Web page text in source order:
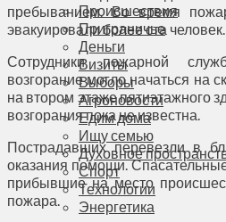
Происшествия
Приграничье
Деньги
Визиты
Выборы
Агроновости
Едим дома
Ищу семью
Духовное
Спорт
Технологии
Энергетика
пребыванием. Во время
эвакуировали более ста человек.
Сотрудники пожарной
возгорание могло начаться на
на втором этаже пятиэтажного
возгорания пока не известна.
Пострадавших перевезли в
оказания помощи.
прибывшие на место
пожара.